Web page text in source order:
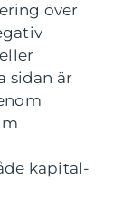
över
sidan är
kapital-